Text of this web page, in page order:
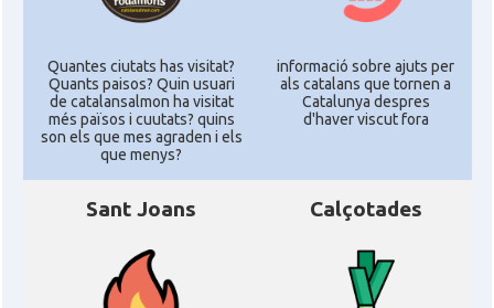
Quantes ciutats has visitat?
Quants paisos? Quin usuari
de catalansalmon ha visitat
més països i cuutats? quins
son els que mes agraden i els
que menys?
informació sobre ajuts per
als catalans que tornen a
Catalunya despres
d'haver viscut fora
Sant Joans Calçotades